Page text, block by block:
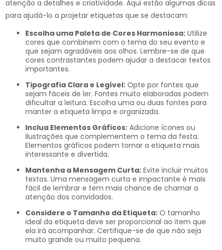
atenção a detalhes e criatividade. Aqui estão algumas dicas
para ajudá-lo a projetar etiquetas que se destacam:
Escolha uma Paleta de Cores Harmoniosa: Utilize
cores que combinem com o tema do seu evento e
que sejam agradáveis aos olhos. Lembre-se de que
cores contrastantes podem ajudar a destacar textos
importantes.
Tipografia Clara e Legível: Opte por fontes que
sejam fáceis de ler. Fontes muito elaboradas podem
dificultar a leitura. Escolha uma ou duas fontes para
manter a etiqueta limpa e organizada.
Inclua Elementos Gráficos: Adicione ícones ou
ilustrações que complementem o tema da festa.
Elementos gráficos podem tornar a etiqueta mais
interessante e divertida.
Mantenha a Mensagem Curta: Evite incluir muitos
textos. Uma mensagem curta e impactante é mais
fácil de lembrar e tem mais chance de chamar a
atenção dos convidados.
Considere o Tamanho da Etiqueta: O tamanho
ideal da etiqueta deve ser proporcional ao item que
ela irá acompanhar. Certifique-se de que não seja
muito grande ou muito pequena.